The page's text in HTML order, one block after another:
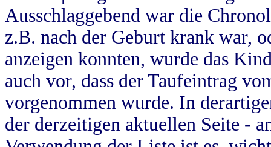
Ausschlaggebend war die
z.B. nach der Geburt krank war,
anzeigen konnten, wurde das
auch vor, dass der Taufeintrag
vorgenommen wurde. In
der derzeitigen aktuellen Seite -